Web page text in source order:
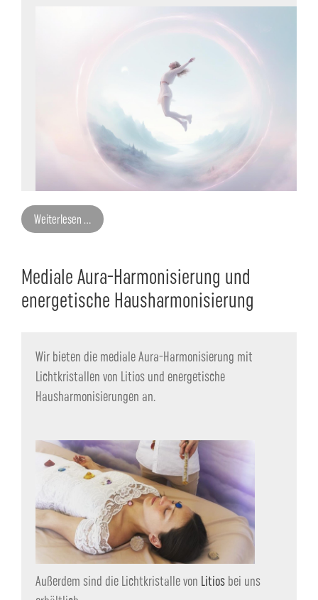
Tagesseminar am:
Seminaranmeldung
Weiterlesen …
Mediale Aura-Harmonisierung und
energetische Hausharmonisierung
Wir bieten die mediale Aura-Harmonisierung mit
Lichtkristallen von Litios und energetische
Hausharmonisierungen an.
Außerdem sind die Lichtkristalle von Litios bei uns